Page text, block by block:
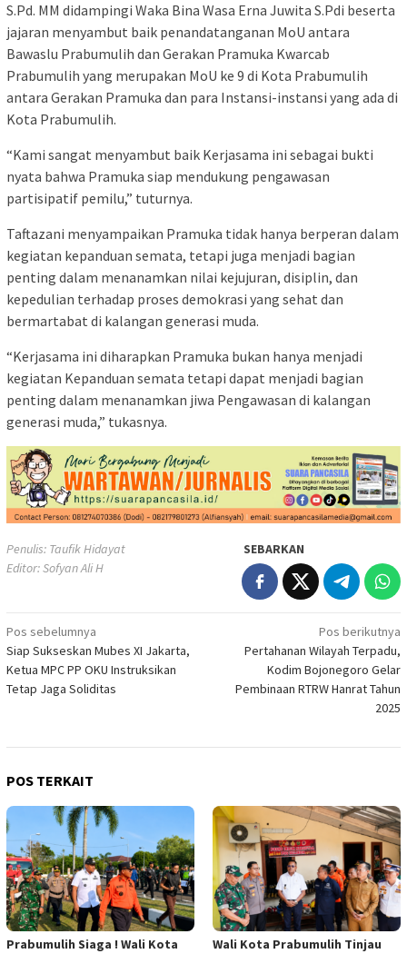
S.Pd. MM didampingi Waka Bina Wasa Erna Juwita S.Pdi beserta
jajaran menyambut baik penandatanganan MoU antara
Bawaslu Prabumulih dan Gerakan Pramuka Kwarcab
Prabumulih yang merupakan MoU ke 9 di Kota Prabumulih
antara Gerakan Pramuka dan para Instansi-instansi yang ada di
Kota Prabumulih.
“Kami sangat menyambut baik Kerjasama ini sebagai bukti
nyata bahwa Pramuka siap mendukung pengawasan
partisipatif pemilu,” tuturnya.
Taftazani menyampaikan Pramuka tidak hanya berperan dalam
kegiatan kepanduan semata, tetapi juga menjadi bagian
penting dalam menanamkan nilai kejujuran, disiplin, dan
kepedulian terhadap proses demokrasi yang sehat dan
bermartabat di kalangan generasi muda.
“Kerjasama ini diharapkan Pramuka bukan hanya menjadi
kegiatan Kepanduan semata tetapi dapat menjadi bagian
penting dalam menanamkan jiwa Pengawasan di kalangan
generasi muda,” tukasnya.
Penulis: Taufik Hidayat
Editor: Sofyan Ali H
SEBARKAN
Navigasi
pos
Pos sebelumnya
Siap Sukseskan Mubes XI Jakarta,
Ketua MPC PP OKU Instruksikan
Tetap Jaga Soliditas
Pos berikutnya
Pertahanan Wilayah Terpadu,
Kodim Bojonegoro Gelar
Pembinaan RTRW Hanrat Tahun
2025
POS TERKAIT
Prabumulih Siaga ! Wali Kota
Wali Kota Prabumulih Tinjau